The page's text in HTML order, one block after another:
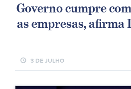
Governo cumpre
as empresas,
schedule 3 DE JULHO